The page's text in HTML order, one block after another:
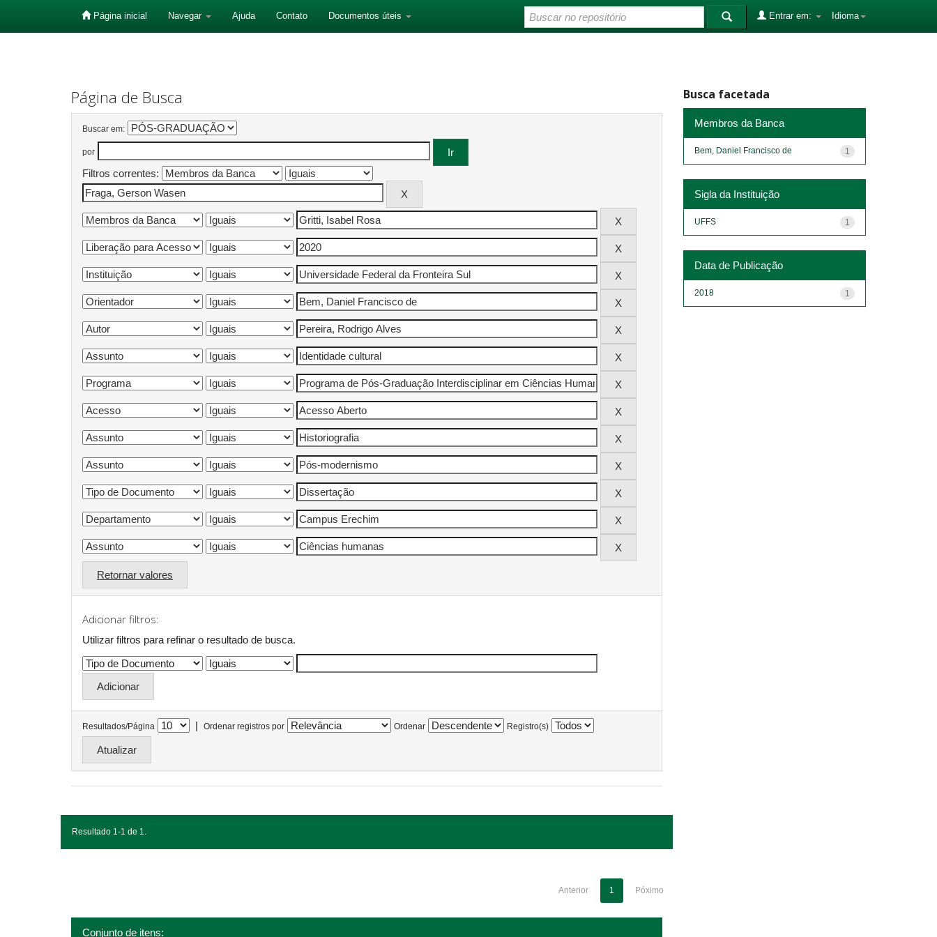
Página inicial Navegar Ajuda Contato Documentos úteis Idioma
Entrar em:
Página de Busca
Buscar em:
por
Filtros correntes:
Retornar valores
Adicionar filtros:
Utilizar filtros para refinar o resultado de busca.
Resultados/Página | Ordenar registros por Ordenar Registro(s)
Resultado 1-1 de 1.
Anterior 1 Póximo
Conjunto de itens:
Busca facetada
Membros da Banca
1
Bem, Daniel Francisco de
Sigla da Instituição
1
UFFS
Data de Publicação
1
2018